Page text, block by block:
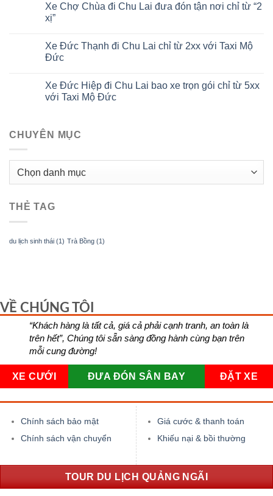
Xe Chợ Chùa đi Chu Lai đưa đón tận nơi chỉ từ “2
xị”
Xe Đức Thạnh đi Chu Lai chỉ từ 2xx với Taxi Mộ
Đức
Xe Đức Hiệp đi Chu Lai bao xe trọn gói chỉ từ 5xx
với Taxi Mộ Đức
CHUYÊN MỤC
CHUYÊN
THẺ TAG
du lịch sinh thái (1) Trà Bồng (1)
VỀ CHÚNG TÔI
“Khách hàng là tất cả, giá cả phải cạnh tranh, an toàn là
trên hết”, Chúng tôi sẵn sàng đồng hành cùng bạn trên
mỗi cung đường!
XE CƯỚI ĐƯA ĐÓN SÂN BAY ĐẶT XE
Chính sách bảo mật
Chính sách vận chuyển
Giá cước & thanh toán
Khiếu nại & bồi thường
TOUR DU LỊCH QUẢNG NGÃI